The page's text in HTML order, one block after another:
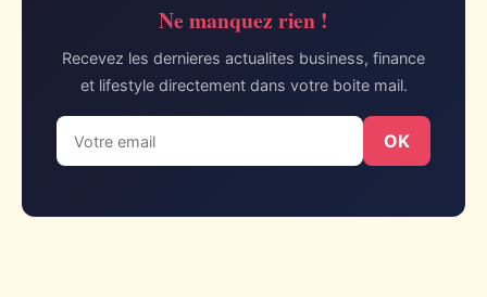
Ne manquez rien !
Recevez les dernieres actualites business, finance
et lifestyle directement dans votre boite mail.
OK